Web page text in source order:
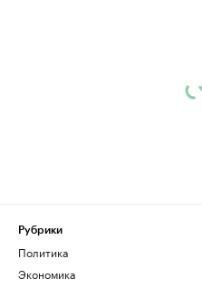
Рубрики
Политика
Экономика